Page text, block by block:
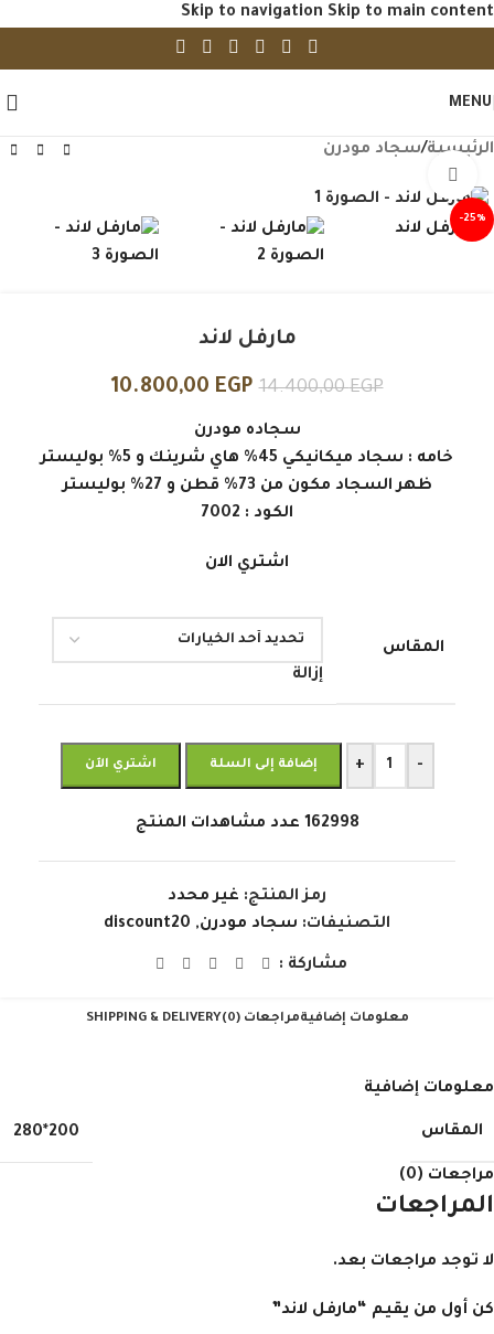
Skip to navigation Skip to main content
MENU
الرئيسية/سجاد مودرن
-25%
مارفل لاند
14.400,00EGP
10.800,00 EGP
سجاده مودرن
خامه : سجاد ميكانيكي 45% هاي شرينك و 5% بوليستر
ظهر السجاد مكون من 73% قطن و 27% بوليستر
الكود : 7002
اشتري الان
المقاس
إزالة
-
+ إضافة إلى السلة اشتري الآن
162998 عدد مشاهدات المنتج
رمز المنتج: غير محدد
التصنيفات: سجاد مودرن,
discount20
مشاركة :
معلومات إضافيةمراجعات (0) SHIPPING & DELIVERY
معلومات إضافية
المقاس 200*280
مراجعات (0)
المراجعات
لا توجد مراجعات بعد.
كن أول من يقيم “مارفل لاند”